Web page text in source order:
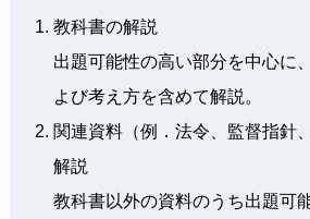
教科書の解説
出題可能性の高い部分を中心に
よび考え方を含めて解説。
関連資料（例．法令、監督指針
解説
教科書以外の資料のうち出題可